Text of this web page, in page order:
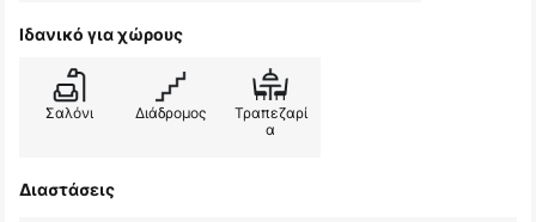
Ιδανικό για χώρους
Σαλόνι Διάδρομος
Τραπεζαρί
α
Διαστάσεις